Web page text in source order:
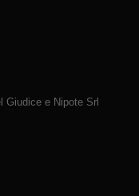
Giudice e Nipote Srl